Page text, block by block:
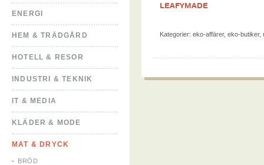
ENERGI
HEM & TRÄDGÅRD
HOTELL & RESOR
INDUSTRI & TEKNIK
IT & MEDIA
KLÄDER & MODE
MAT & DRYCK
BRÖD
LEAFYMADE
Kategorier: eko-affärer, eko-butiker,